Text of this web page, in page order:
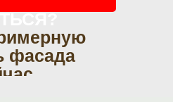
фасада